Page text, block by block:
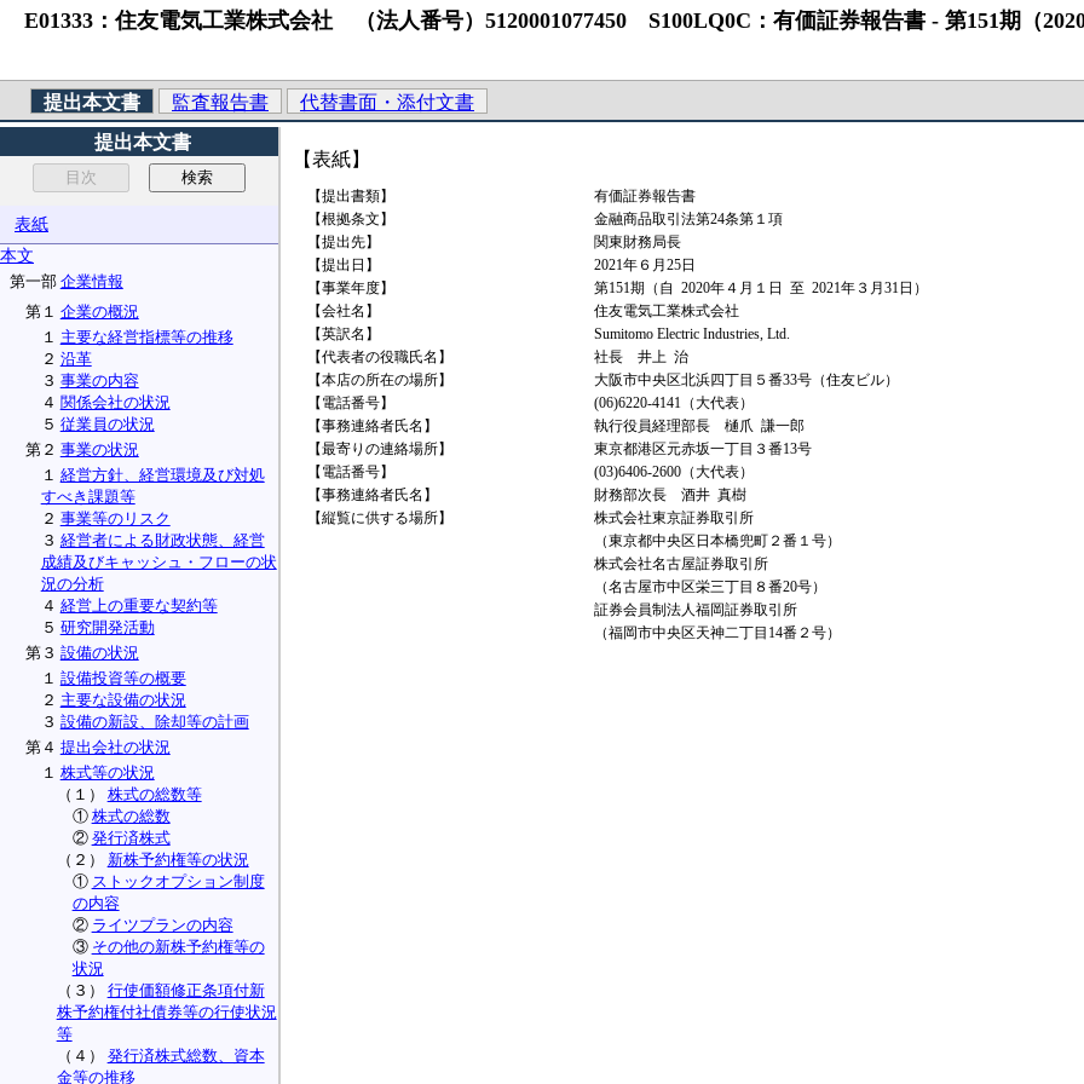
E01333：住友電気工業株式会社 （法人番号）5120001077450 S100LQ0C：有価証券報告書 ‐ 第151期（2020/
提出本文書 監査報告書
代替書面・添付文書
提出本文書